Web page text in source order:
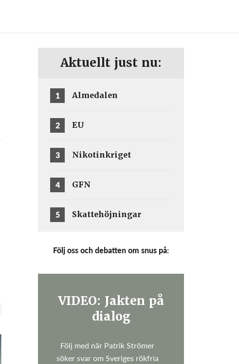
Aktuellt just nu:
1 Almedalen
2 EU
3 Nikotinkriget
4 GFN
5 Skattehöjningar
Följ oss och debatten om snus på:
VIDEO: Jakten på
dialog
Följ med när Patrik Strömer
söker svar om Sveriges rökfria